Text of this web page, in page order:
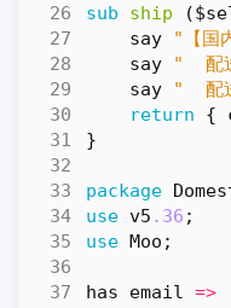
sub ship
say
"【国
say
"  配
say
"  配
return
{
}
package
use v5 .36 ;
use
Moo ;
has email =>